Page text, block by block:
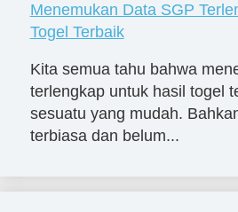
Menemukan Data SGP
Togel Terbaik
Kita semua tahu bahwa
terlengkap untuk hasil togel
sesuatu yang mudah.
terbiasa dan belum...